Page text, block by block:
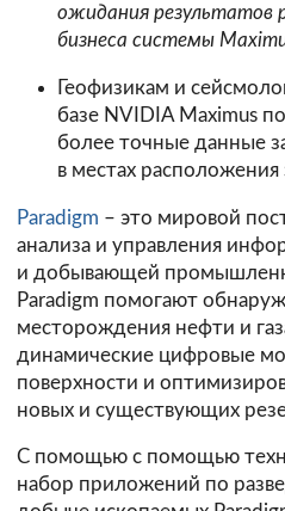
ожидания результатов
бизнеса системы
Геофизикам и
базе NVIDIA Maximus
более точные данные
в местах
Paradigm – это мировой
анализа и управления
и добывающей
Paradigm помогают
месторождения нефти и
динамические цифровые
поверхности и
новых и существующих
С помощью с помощью
набор приложений по